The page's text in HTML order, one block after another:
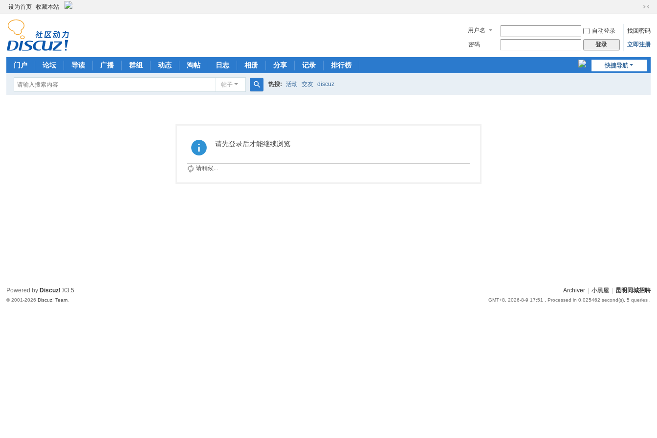
设为首页 收藏本站
切
到
窄
用户名 自动登录
找回密码
密码
登录 立即注册
快捷导航
门户 论坛 导读 广播 群组 动态 淘帖 日志 相册 分享 记录 排行榜
帖子 热搜: 活动 交友 discuz
请先登录后才能继续浏览
请稍候...
Archiver 小黑屋 昆明同城招聘
GMT+8, 2026-8-9 17:51 , Processed in 0.025462 second(s), 5 queries .
Powered by Discuz! X3.5
© 2001-2026Discuz! Team